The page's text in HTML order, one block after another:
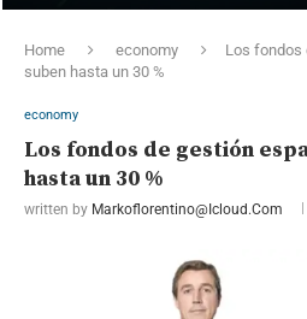
Home economy
Los fondos
suben hasta un 30 %
economy
Los fondos de gestión
hasta un 30 %
written by Markoflorentino@icloud.com